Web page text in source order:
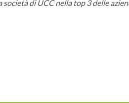
società di UCC nella top 3 delle